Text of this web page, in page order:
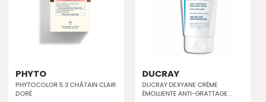
PHYTO
PHYTOCOLOR 5.3 CHÂTAIN CLAIR
DORÉ
DUCRAY
DUCRAY DEXYANE CRÈME
ÉMOLLIENTE ANTI-GRATTAGE...